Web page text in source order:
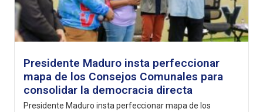
Presidente Maduro insta perfeccionar
mapa de los Consejos Comunales para
consolidar la democracia directa
Presidente Maduro insta perfeccionar mapa de los